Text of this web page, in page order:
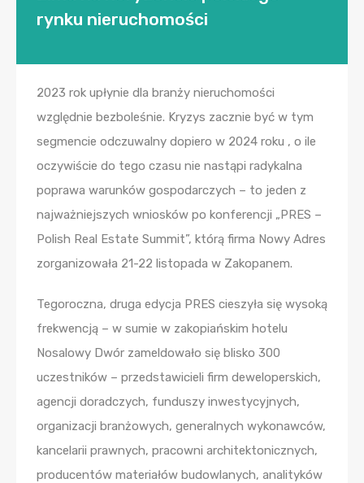
rynku nieruchomości
2023 rok upłynie dla branży nieruchomości
względnie bezboleśnie. Kryzys zacznie być w tym
segmencie odczuwalny dopiero w 2024 roku , o ile
oczywiście do tego czasu nie nastąpi radykalna
poprawa warunków gospodarczych – to jeden z
najważniejszych wniosków po konferencji „PRES –
Polish Real Estate Summit”, którą firma Nowy Adres
zorganizowała 21-22 listopada w Zakopanem.
Tegoroczna, druga edycja PRES cieszyła się wysoką
frekwencją – w sumie w zakopiańskim hotelu
Nosalowy Dwór zameldowało się blisko 300
uczestników – przedstawicieli firm deweloperskich,
agencji doradczych, funduszy inwestycyjnych,
organizacji branżowych, generalnych wykonawców,
kancelarii prawnych, pracowni architektonicznych,
producentów materiałów budowlanych, analityków